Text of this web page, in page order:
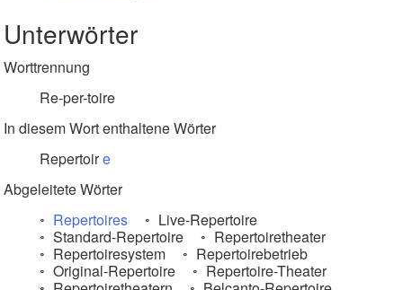
Unterwörter
Worttrennung
Re-per-toire
In diesem Wort enthaltene Wörter
Repertoire
Abgeleitete Wörter
Repertoires
Live-Repertoire
Standard-Repertoire
Repertoiretheater
Repertoiresystem
Repertoirebetrieb
Original-Repertoire
Repertoire-Theater